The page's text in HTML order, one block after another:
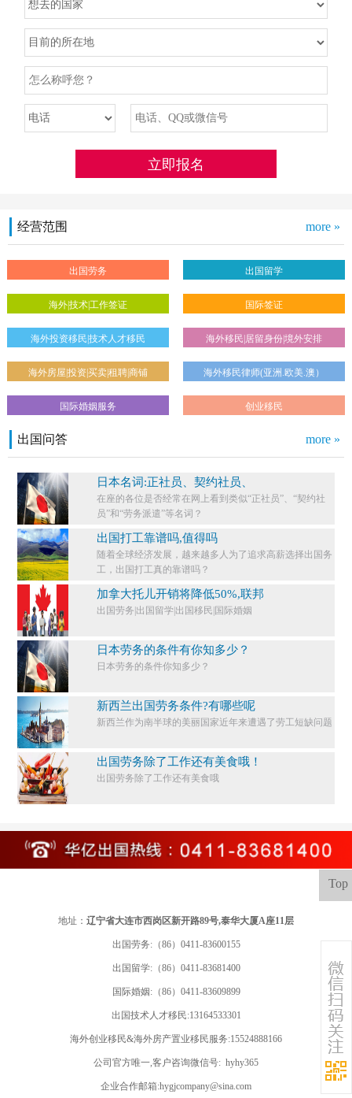
经营范围 more »
出国劳务 出国留学
海外|技术|工作签证 国际签证
海外投资移民|技术人才移民 海外移民|居留身份|境外安排
海外房屋|投资|买卖|租聘|商铺 海外移民律师(亚洲.欧美.澳）
国际婚姻服务 创业移民
出国问答 more »
日本名词:正社员、契约社员、
在座的各位是否经常在网上看到类似“正社员”、“契约社
员”和“劳务派遣”等名词？
出国打工靠谱吗,值得吗
随着全球经济发展，越来越多人为了追求高薪选择出国务
工，出国打工真的靠谱吗？
加拿大托儿开销将降低50%,联邦
出国劳务|出国留学|出国移民|国际婚姻
日本劳务的条件有你知多少？
日本劳务的条件你知多少？​
新西兰出国劳务条件?有哪些呢
新西兰作为南半球的美丽国家近年来遭遇了劳工短缺问题
出国劳务除了工作还有美食哦！
出国劳务除了工作还有美食哦
Top
地址： 辽宁省大连市西岗区新开路89号,泰华大厦A座11层
出国劳务:（86）0411-83600155
出国留学:（86）0411-83681400
国际婚姻:（86）0411-83609899
出国技术人才移民:13164533301
海外创业移民&海外房产置业移民服务:15524888166
公司官方唯一,客户咨询微信号: hyhy365
企业合作邮箱:hygjcompany@sina.com